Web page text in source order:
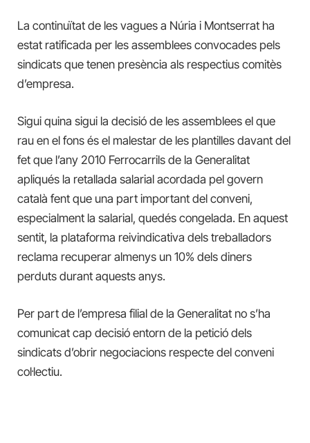
La continuïtat de les vagues a Núria i Montserrat ha
estat ratificada per les assemblees convocades pels
sindicats que tenen presència als respectius comitès
d’empresa.
Sigui quina sigui la decisió de les assemblees el que
rau en el fons és el malestar de les plantilles davant del
fet que l’any 2010 Ferrocarrils de la Generalitat
apliqués la retallada salarial acordada pel govern
català fent que una part important del conveni,
especialment la salarial, quedés congelada. En aquest
sentit, la plataforma reivindicativa dels treballadors
reclama recuperar almenys un 10% dels diners
perduts durant aquests anys.
Per part de l’empresa filial de la Generalitat no s’ha
comunicat cap decisió entorn de la petició dels
sindicats d’obrir negociacions respecte del conveni
col·lectiu.